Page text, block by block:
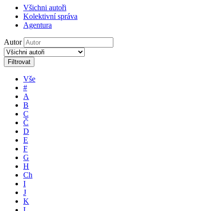
Všichni autoři
Kolektivní správa
Agentura
Autor
Filtrovat
Vše
#
A
B
C
Č
D
E
F
G
H
Ch
I
J
K